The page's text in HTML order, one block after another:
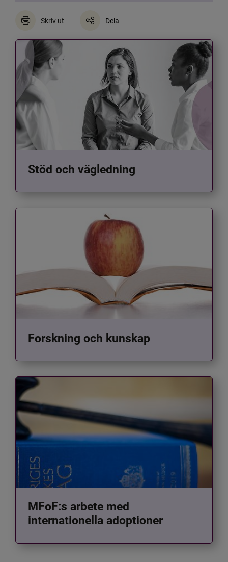
Skriv ut Dela
Stöd och vägledning
Forskning och kunskap
MFoF:s arbete med
internationella adoptioner